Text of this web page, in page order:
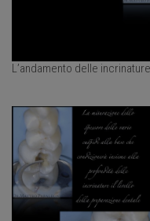
L’andamento delle